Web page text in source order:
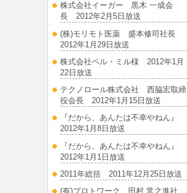
株式会社イーガー 黒木 一成会
長 2012年2月5日放送
(株)モリモト医薬 盛本修司社長
2012年1月29日放送
株式会社ベル・ミル様 2012年1月
22日放送
テクノロール株式会社 西脇宏取締
役会長 2012年1月15日放送
『だから、あんたは不幸やねん』
2012年1月8日放送
『だから、あんたは不幸やねん』
2012年1月1日放送
2011年総括 2011年12月25日放送
(有)プロトワーク 田村 常之進社